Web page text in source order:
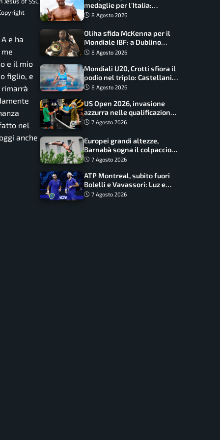
e ha
e il mio
figlio, e
rimarrà
nel
anche
medaglie per l’Italia:
Paltrinieri guida la staffetta,
grandi altezze
8 Agosto 2026
Oliha sfida McKenna per il
Mondiale IBF: a Dublino
serve l’impresa nella tana
8 Agosto 2026
Mondiali U20, Crotti sfiora il
podio nel triplo: Castellani
da record, Succo in finale
8 Agosto 2026
US Open 2026, invasione
azzurra nelle qualificazioni:
17 italiani a caccia del main
7 Agosto 2026
Europei grandi altezze,
Barnabà sogna il colpaccio:
è leader a metà gara, Baraldi
7 Agosto 2026
ATP Montreal, subito fuori
Bolelli e Vavassori: Luz e
Matos fermano gli azzurri
7 Agosto 2026